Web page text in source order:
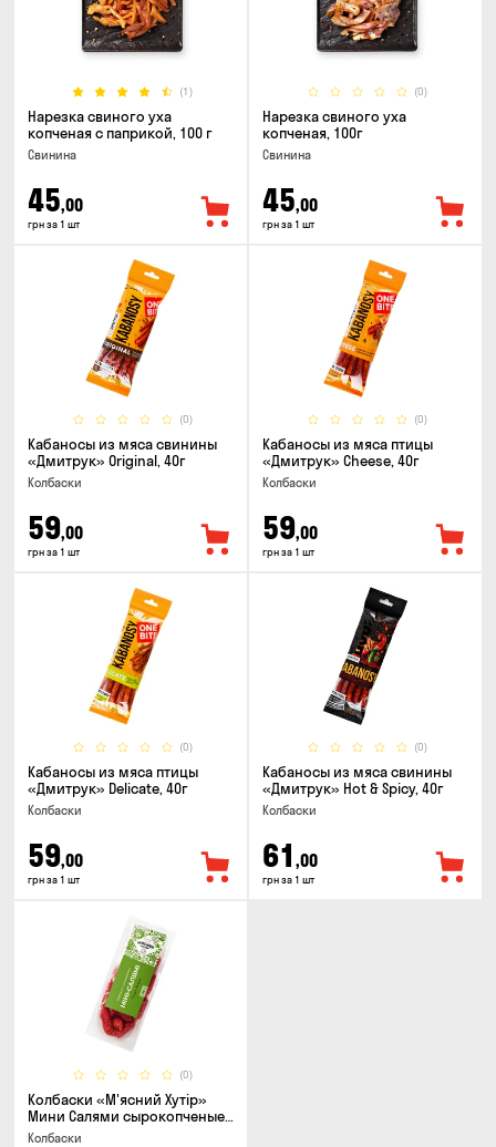
(1)
Нарезка свиного уха
копченая с паприкой, 100 г
Свинина
45,00
грн за 1 шт
(0)
Нарезка свиного уха
копченая, 100г
Свинина
45,00
грн за 1 шт
(0)
Кабаносы из мяса свинины
«Дмитрук» Original, 40г
Колбаски
59,00
грн за 1 шт
(0)
Кабаносы из мяса птицы
«Дмитрук» Cheese, 40г
Колбаски
59,00
грн за 1 шт
(0)
Кабаносы из мяса птицы
«Дмитрук» Delicate, 40г
Колбаски
59,00
грн за 1 шт
(0)
Кабаносы из мяса свинины
«Дмитрук» Hot & Spicy, 40г
Колбаски
61 ,00
грн за 1 шт
(0)
Колбаски «М'ясний Хутір»
Мини Салями сырокопченые,
150г
Колбаски